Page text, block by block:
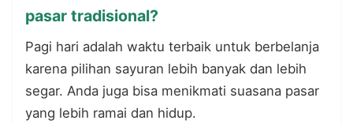
pasar tradisional?
Pagi hari adalah waktu terbaik untuk berbelanja
karena pilihan sayuran lebih banyak dan lebih
segar. Anda juga bisa menikmati suasana pasar
yang lebih ramai dan hidup.